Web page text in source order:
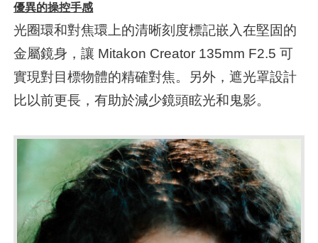
優異的操控手感
光圈環和對焦環上的清晰刻度標記嵌入在堅固的
金屬鏡身，讓 Mitakon Creator 135mm F2.5 可
實現對目標物體的精確對焦。另外，遮光罩設計
比以前更長，有助於減少鏡頭眩光和鬼影。